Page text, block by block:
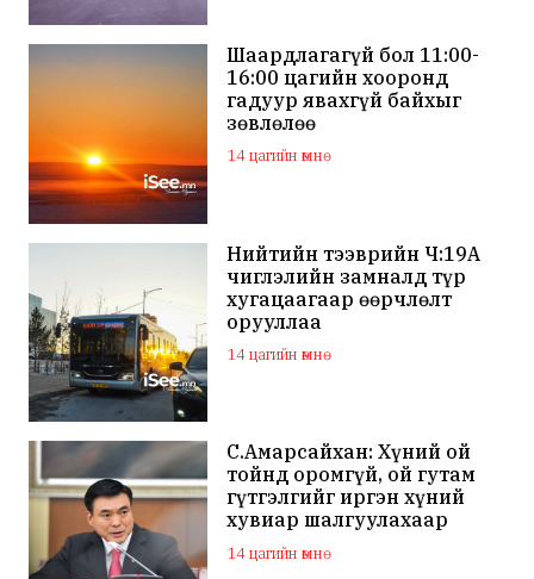
Шаардлагагүй бол 11:00-
16:00 цагийн хооронд
гадуур явахгүй байхыг
зөвлөлөө
14 цагийн өмнө
Нийтийн тээврийн Ч:19А
чиглэлийн замналд түр
хугацаагаар өөрчлөлт
орууллаа
14 цагийн өмнө
С.Амарсайхан: Хүний ой
тойнд оромгүй, ой гутам
гүтгэлгийг иргэн хүний
хувиар шалгуулахаар
хуулийн байгууллагад
хандсан
14 цагийн өмнө